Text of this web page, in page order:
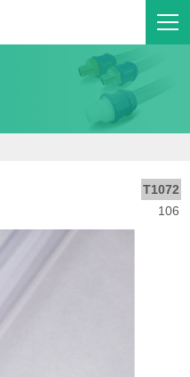
T1072
106